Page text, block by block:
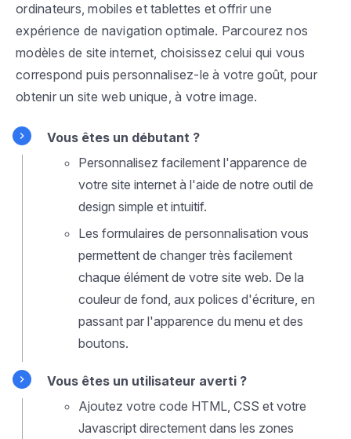
ordinateurs, mobiles et tablettes et offrir une
expérience de navigation optimale. Parcourez nos
modèles de site internet, choisissez celui qui vous
correspond puis personnalisez-le à votre goût, pour
obtenir un site web unique, à votre image.
Vous êtes un débutant ?
Personnalisez facilement l'apparence de
votre site internet à l'aide de notre outil de
design simple et intuitif.
Les formulaires de personnalisation vous
permettent de changer très facilement
chaque élément de votre site web. De la
couleur de fond, aux polices d'écriture, en
passant par l'apparence du menu et des
boutons.
Vous êtes un utilisateur averti ?
Ajoutez votre code HTML, CSS et votre
Javascript directement dans les zones